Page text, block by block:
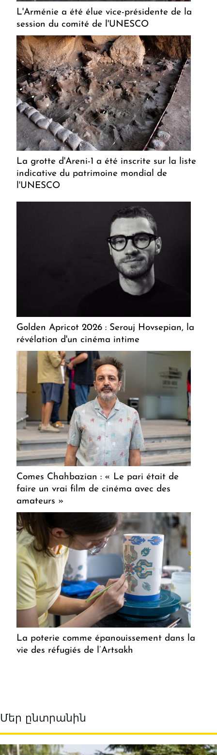
L'Arménie a été élue vice-présidente de la
session du comité de l'UNESCO
La grotte d'Areni-1 a été inscrite sur la liste
indicative du patrimoine mondial de
l'UNESCO
Golden Apricot 2026 : Serouj Hovsepian, la
révélation d'un cinéma intime
Comes Chahbazian : « Le pari était de
faire un vrai film de cinéma avec des
amateurs »
La poterie comme épanouissement dans la
vie des réfugiés de l’Artsakh
Մեր ընտրանին